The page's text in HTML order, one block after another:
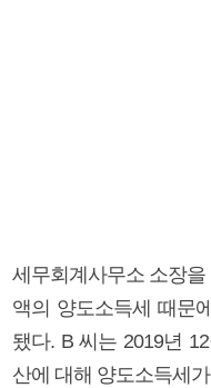
세무회계사무소 소장을
액의 양도소득세 때문
됐다. B 씨는 2019년
산에 대해 양도소득세